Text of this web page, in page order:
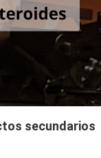
secundarios